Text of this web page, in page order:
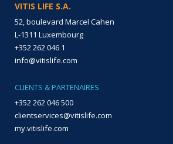
VITIS LIFE S.A.
52, boulevard Marcel Cahen
L-1311 Luxembourg
+352 262 046 1
info@vitislife.com
CLIENTS & PARTENAIRES
+352 262 046 500
clientservices@vitislife.com
my.vitislife.com